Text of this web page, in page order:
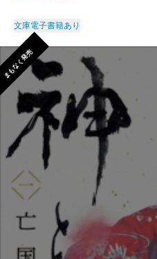
文庫電子書籍あり
まもなく発売